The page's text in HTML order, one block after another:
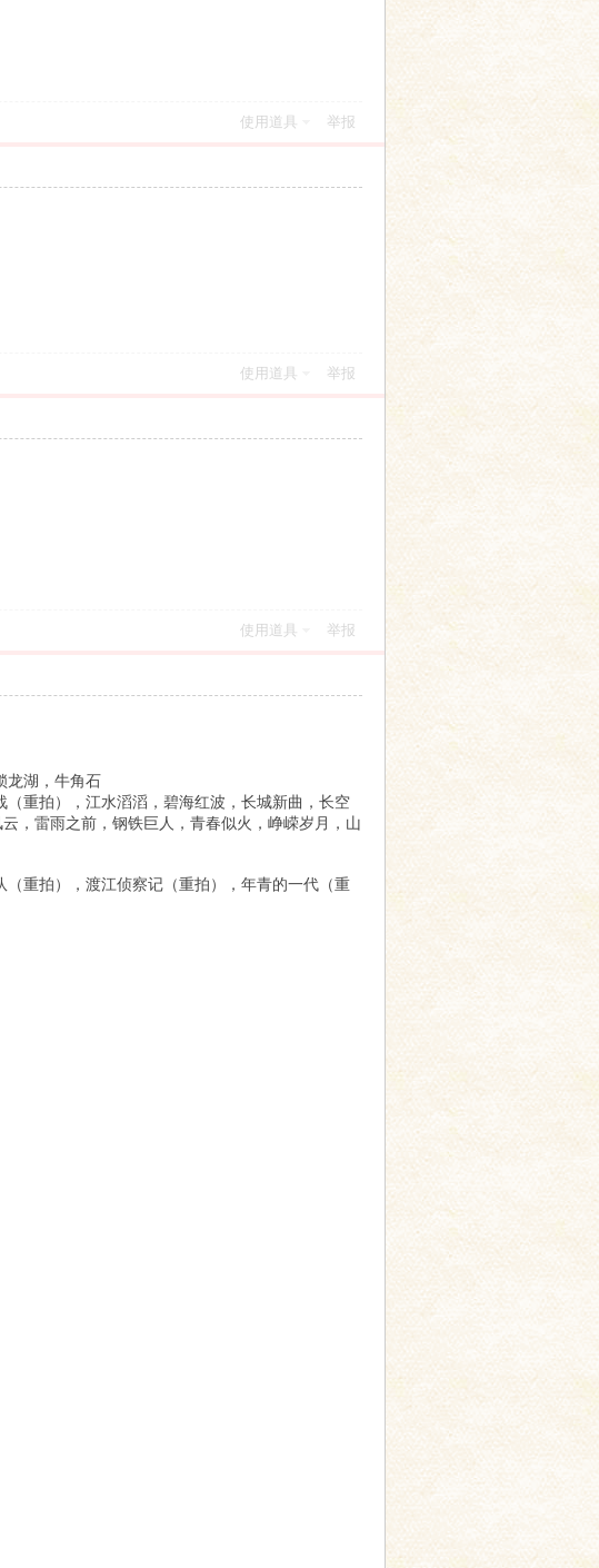
使用道具 举报
使用道具 举报
使用道具 举报
湖，牛角石
重拍），江水滔滔，碧海红波，长城新曲，长空
，雷雨之前，钢铁巨人，青春似火，峥嵘岁月，山
重拍），渡江侦察记（重拍），年青的一代（重